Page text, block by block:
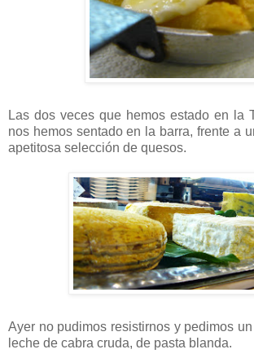
Las dos veces que hemos estado en la
nos hemos sentado en la barra, frente a
apetitosa selección de quesos.
Ayer no pudimos resistirnos y pedimos
leche de cabra cruda, de pasta blanda.